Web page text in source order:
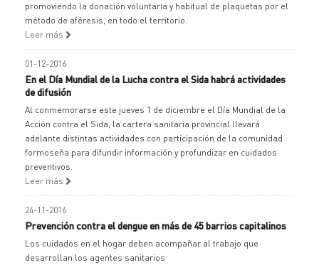
promoviendo la donación voluntaria y habitual de plaquetas por el
método de aféresis, en todo el territorio.
Leer más
01-12-2016
En el Día Mundial de la Lucha contra el Sida habrá actividades
de difusión
Al conmemorarse este jueves 1 de diciembre el Día Mundial de la
Acción contra el Sida, la cartera sanitaria provincial llevará
adelante distintas actividades con participación de la comunidad
formoseña para difundir información y profundizar en cuidados
preventivos.
Leer más
24-11-2016
Prevención contra el dengue en más de 45 barrios capitalinos
Los cuidados en el hogar deben acompañar al trabajo que
desarrollan los agentes sanitarios